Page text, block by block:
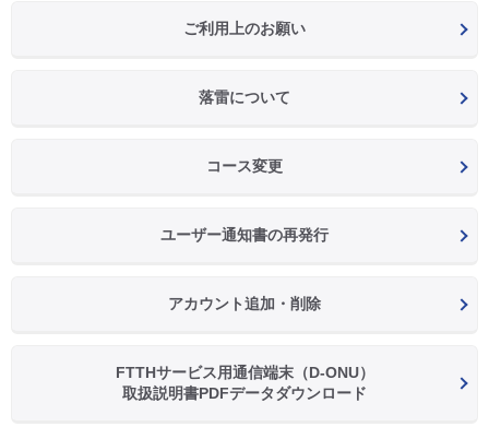
ご利用上のお願い
落雷について
コース変更
ユーザー通知書の再発行
アカウント追加・削除
FTTHサービス用通信端末（D-ONU）
取扱説明書PDFデータダウンロード